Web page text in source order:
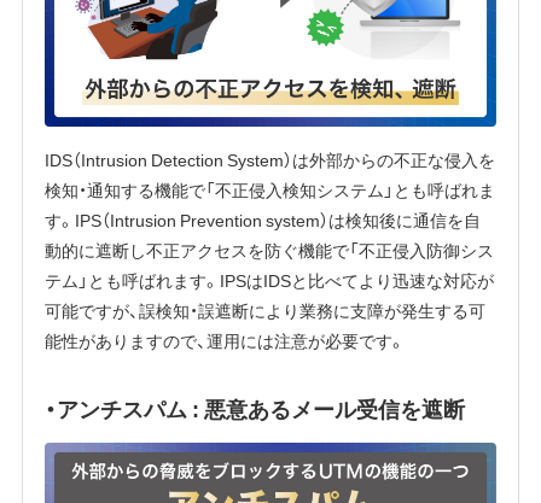
IDS（Intrusion Detection System）は外部からの不正な侵入を
検知・通知する機能で「不正侵入検知システム」とも呼ばれま
す。IPS（Intrusion Prevention system）は検知後に通信を自
動的に遮断し不正アクセスを防ぐ機能で「不正侵入防御シス
テム」とも呼ばれます。IPSはIDSと比べてより迅速な対応が
可能ですが、誤検知・誤遮断により業務に支障が発生する可
能性がありますので、運用には注意が必要です。
・アンチスパム : 悪意あるメール受信を遮断